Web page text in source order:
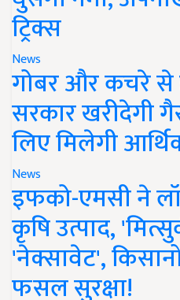
ट्रिक्स
News
गोबर और कचरे से
सरकार खरीदेगी
लिए मिलेगी
News
इफको-एमसी ने
कृषि उत्पाद,
'नेक्सावेट',
फसल सुरक्षा!